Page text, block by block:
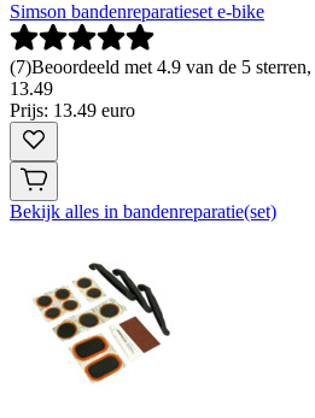
Simson bandenreparatieset e-bike
(7)Beoordeeld met 4.9 van de 5
13.49
Prijs: 13.49 euro
Bekijk alles in bandenreparatie(set)